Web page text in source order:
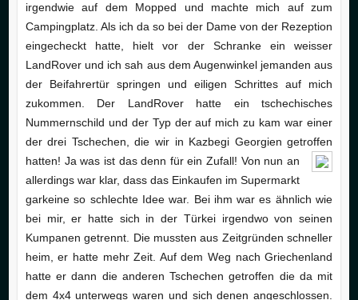
irgendwie auf dem Mopped und machte mich auf zum
Campingplatz. Als ich da so bei der Dame von der Rezeption
eingecheckt hatte, hielt vor der Schranke ein weisser
LandRover und ich sah aus dem Augenwinkel jemanden aus
der Beifahrertür springen und eiligen Schrittes auf mich
zukommen. Der LandRover hatte ein tschechisches
Nummernschild und der Typ der auf mich zu kam war einer
der drei Tschechen, die wir in Kazbegi Georgien getroffen
hatten! Ja was ist das denn für ein Zufall! Von nun an
allerdings war klar, dass das Einkaufen im Supermarkt
garkeine so schlechte Idee war. Bei ihm war es ähnlich wie
bei mir, er hatte sich in der Türkei irgendwo von seinen
Kumpanen getrennt. Die mussten aus Zeitgründen schneller
heim, er hatte mehr Zeit. Auf dem Weg nach Griechenland
hatte er dann die anderen Tschechen getroffen die da mit
dem 4x4 unterwegs waren und sich denen angeschlossen.